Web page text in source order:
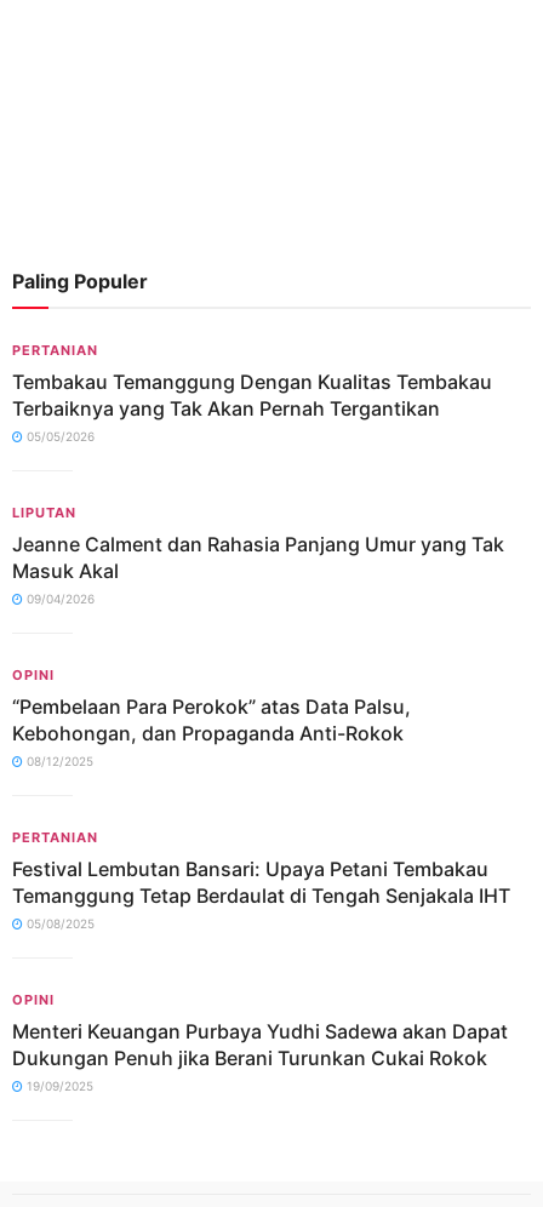
Paling Populer
PERTANIAN
Tembakau Temanggung Dengan Kualitas Tembakau
Terbaiknya yang Tak Akan Pernah Tergantikan
05/05/2026
LIPUTAN
Jeanne Calment dan Rahasia Panjang Umur yang Tak
Masuk Akal
09/04/2026
OPINI
“Pembelaan Para Perokok” atas Data Palsu,
Kebohongan, dan Propaganda Anti-Rokok
08/12/2025
PERTANIAN
Festival Lembutan Bansari: Upaya Petani Tembakau
Temanggung Tetap Berdaulat di Tengah Senjakala IHT
05/08/2025
OPINI
Menteri Keuangan Purbaya Yudhi Sadewa akan Dapat
Dukungan Penuh jika Berani Turunkan Cukai Rokok
19/09/2025